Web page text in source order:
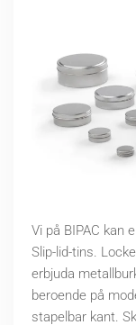
Vi på BIPAC kan
Slip-lid-tins.
erbjuda
beroende på
stapelbar kant.